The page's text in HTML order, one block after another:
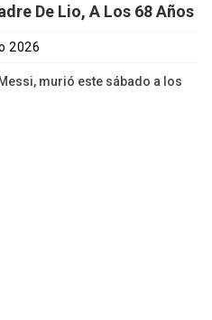
De Lio, A Los 68 Años
2026
murió este sábado a los